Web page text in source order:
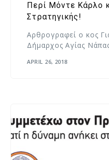
Περί Μόντε Κάρλο
Στρατηγικής!
Αρθρογραφεί ο κος
Δήμαρχος Αγίας
APRIL 26, 2018